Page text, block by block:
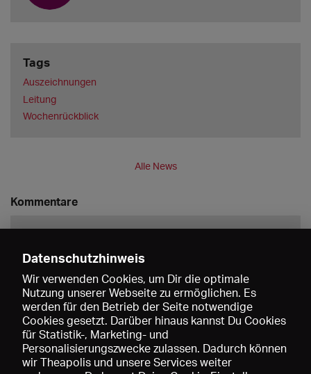
Tags
Auszeichnungen
Leitung
Wochenrückblick
Alle News
Kommentare
Speichern
Datenschutzhinweis
Wir verwenden Cookies, um Dir die optimale
Nutzung unserer Webseite zu ermöglichen. Es
werden für den Betrieb der Seite notwendige
Cookies gesetzt. Darüber hinaus kannst Du Cookies
für Statistik-, Marketing- und
Personalisierungszwecke zulassen. Dadurch können
wir Theapolis und unsere Services weiter